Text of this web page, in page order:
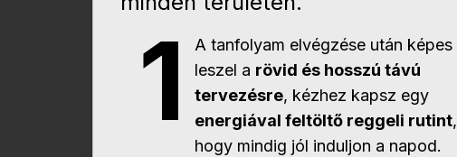
1
A tanfolyam elvégzése után képes
leszel a rövid és hosszú távú
tervezésre, kézhez kapsz egy
energiával feltöltő reggeli rutint,
hogy mindig jól induljon a napod.